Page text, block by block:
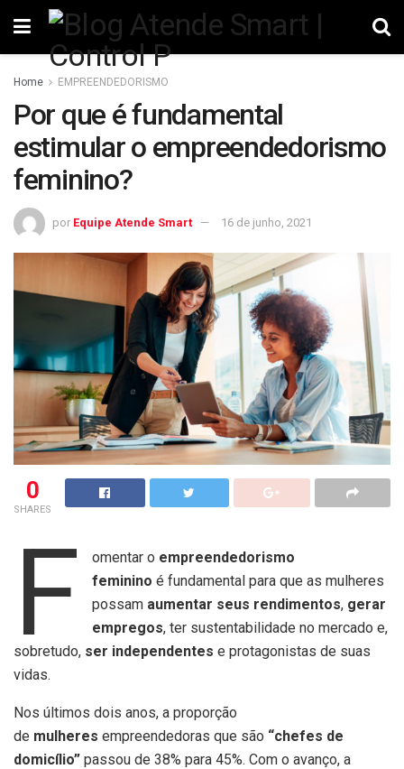
Home EMPREENDEDORISMO
Por que é fundamental
estimular o empreendedorismo
feminino?
por Equipe Atende Smart 16 de junho, 2021
0
SHARES
F omentar o empreendedorismo
feminino é fundamental para que as mulheres
possam aumentar seus rendimentos, gerar
empregos, ter sustentabilidade no mercado e,
sobretudo, ser independentes e protagonistas de suas
vidas.
Nos últimos dois anos, a proporção
de mulheres empreendedoras que são “chefes de
domicílio” passou de 38% para 45%. Com o avanço, a